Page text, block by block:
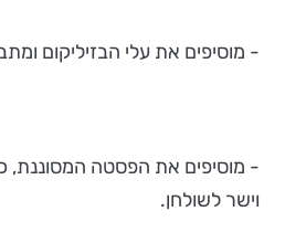
- מוסיפים את עלי הבזיליקום
- מוסיפים את הפסטה המסוננת,
וישר לשולחן.